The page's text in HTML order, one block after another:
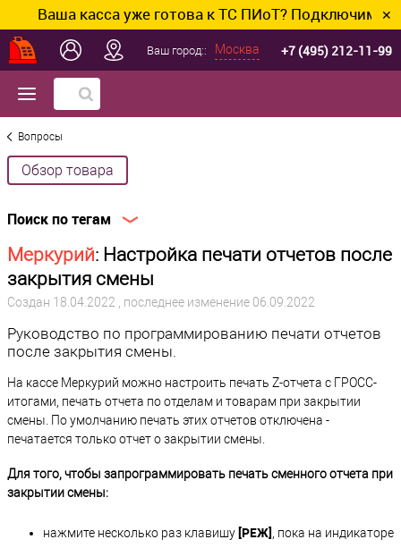
Ваша касса уже готова к ТС ПИоТ? Подключим и ✕
Ваш город:: Москва +7 (495) 212-11-99
Вопросы
Обзор товара
Поиск по тегам
Меркурий: Настройка печати отчетов после
закрытия смены
Создан 18.04.2022 , последнее изменение 06.09.2022
Руководство по программированию печати отчетов
после закрытия смены.
На кассе Меркурий можно настроить печать Z-отчета с ГРОСС-
итогами, печать отчета по отделам и товарам при закрытии
смены. По умолчанию печать этих отчетов отключена -
печатается только отчет о закрытии смены.
Для того, чтобы запрограммировать печать сменного отчета при
закрытии смены:
нажмите несколько раз клавишу[РЕЖ] , пока на индикаторе